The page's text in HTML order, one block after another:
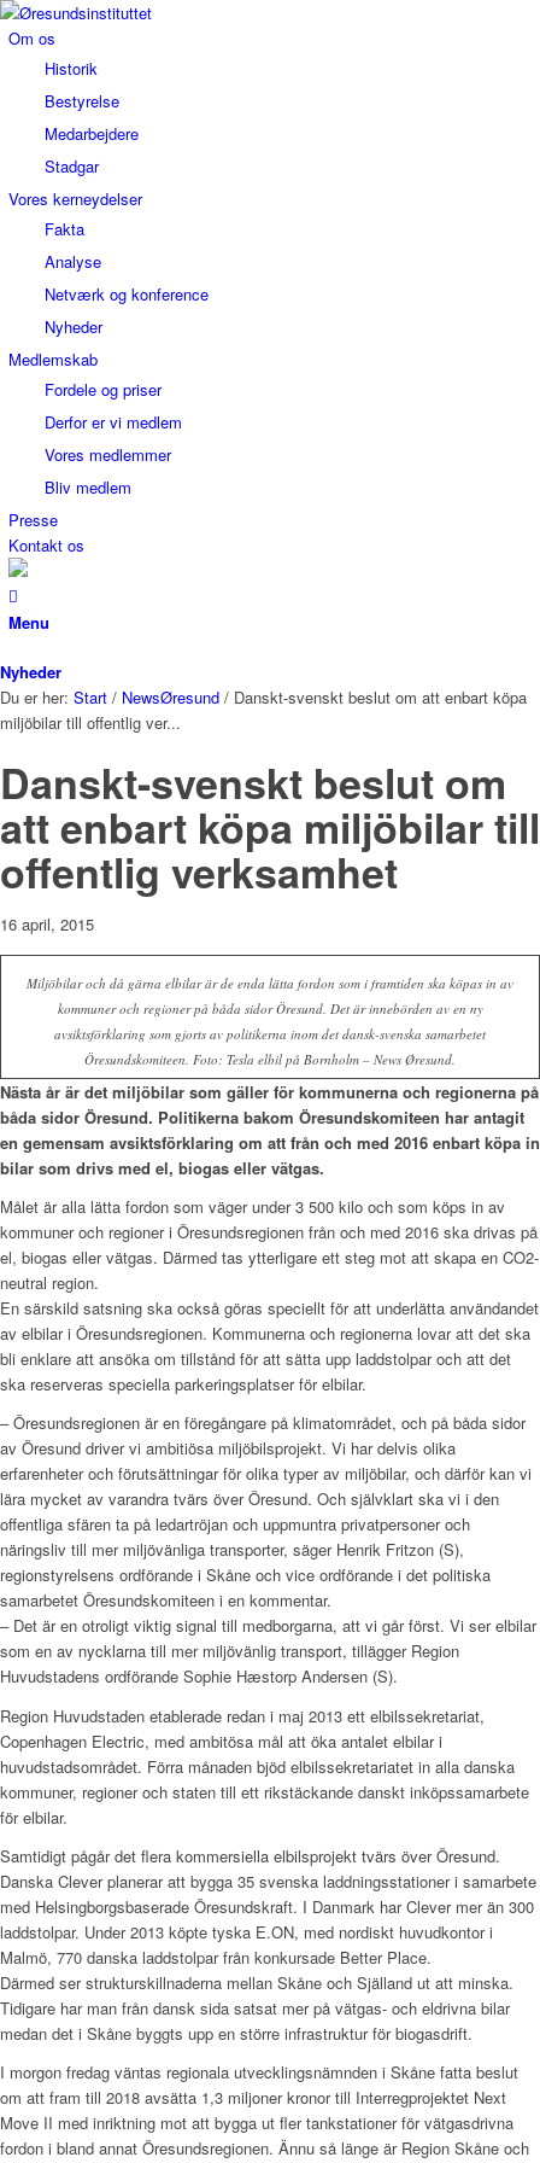
Om os
Historik
Bestyrelse
Medarbejdere
Stadgar
Vores kerneydelser
Fakta
Analyse
Netværk og konference
Nyheder
Medlemskab
Fordele og priser
Derfor er vi medlem
Vores medlemmer
Bliv medlem
Presse
Kontakt os
Menu
Nyheder
Du er her: Start / NewsØresund / Danskt-svenskt beslut om att enbart köpa
miljöbilar till offentlig ver...
Danskt-svenskt beslut om
att enbart köpa miljöbilar till
offentlig verksamhet
16 april, 2015
Miljöbilar och då gärna elbilar är de enda lätta fordon som i framtiden ska köpas in av
kommuner och regioner på båda sidor Öresund. Det är innebörden av en ny
avsiktsförklaring som gjorts av politikerna inom det dansk-svenska samarbetet
Öresundskomiteen. Foto: Tesla elbil på Bornholm – News Øresund.
Nästa år är det miljöbilar som gäller för kommunerna och regionerna på
båda sidor Öresund. Politikerna bakom Öresundskomiteen har antagit
en gemensam avsiktsförklaring om att från och med 2016 enbart köpa in
bilar som drivs med el, biogas eller vätgas.
Målet är alla lätta fordon som väger under 3 500 kilo och som köps in av
kommuner och regioner i Öresundsregionen från och med 2016 ska drivas på
el, biogas eller vätgas. Därmed tas ytterligare ett steg mot att skapa en CO2-
neutral region.
En särskild satsning ska också göras speciellt för att underlätta användandet
av elbilar i Öresundsregionen. Kommunerna och regionerna lovar att det ska
bli enklare att ansöka om tillstånd för att sätta upp laddstolpar och att det
ska reserveras speciella parkeringsplatser för elbilar.
– Öresundsregionen är en föregångare på klimatområdet, och på båda sidor
av Öresund driver vi ambitiösa miljöbilsprojekt. Vi har delvis olika
erfarenheter och förutsättningar för olika typer av miljöbilar, och därför kan vi
lära mycket av varandra tvärs över Öresund. Och självklart ska vi i den
offentliga sfären ta på ledartröjan och uppmuntra privatpersoner och
näringsliv till mer miljövänliga transporter, säger Henrik Fritzon (S),
regionstyrelsens ordförande i Skåne och vice ordförande i det politiska
samarbetet Öresundskomiteen i en kommentar.
– Det är en otroligt viktig signal till medborgarna, att vi går först. Vi ser elbilar
som en av nycklarna till mer miljövänlig transport, tillägger Region
Huvudstadens ordförande Sophie Hæstorp Andersen (S).
Region Huvudstaden etablerade redan i maj 2013 ett elbilssekretariat,
Copenhagen Electric, med ambitösa mål att öka antalet elbilar i
huvudstadsområdet. Förra månaden bjöd elbilssekretariatet in alla danska
kommuner, regioner och staten till ett rikstäckande danskt inköpssamarbete
för elbilar.
Samtidigt pågår det flera kommersiella elbilsprojekt tvärs över Öresund.
Danska Clever planerar att bygga 35 svenska laddningsstationer i samarbete
med Helsingborgsbaserade Öresundskraft. I Danmark har Clever mer än 300
laddstolpar. Under 2013 köpte tyska E.ON, med nordiskt huvudkontor i
Malmö, 770 danska laddstolpar från konkursade Better Place.
Därmed ser strukturskillnaderna mellan Skåne och Själland ut att minska.
Tidigare har man från dansk sida satsat mer på vätgas- och eldrivna bilar
medan det i Skåne byggts upp en större infrastruktur för biogasdrift.
I morgon fredag väntas regionala utvecklingsnämnden i Skåne fatta beslut
om att fram till 2018 avsätta 1,3 miljoner kronor till Interregprojektet Next
Move II med inriktning mot att bygga ut fler tankstationer för vätgasdrivna
fordon i bland annat Öresundsregionen. Ännu så länge är Region Skåne och